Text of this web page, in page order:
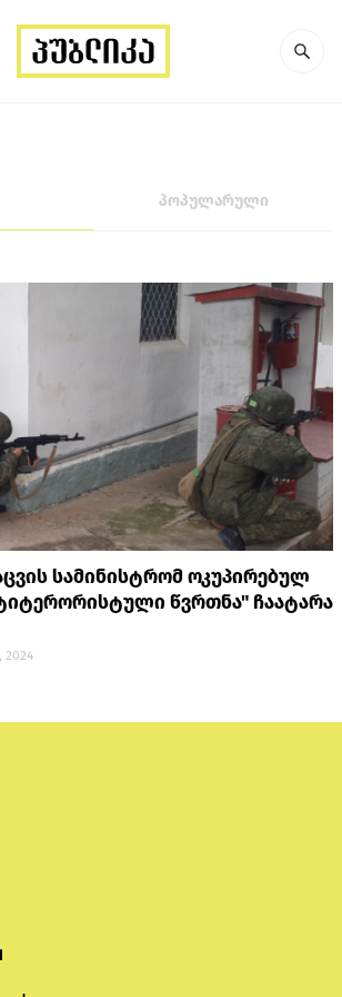
პოპულარული
სამინისტრომ ოკუპირებულ
წვრთნა" ჩაატარა
2024